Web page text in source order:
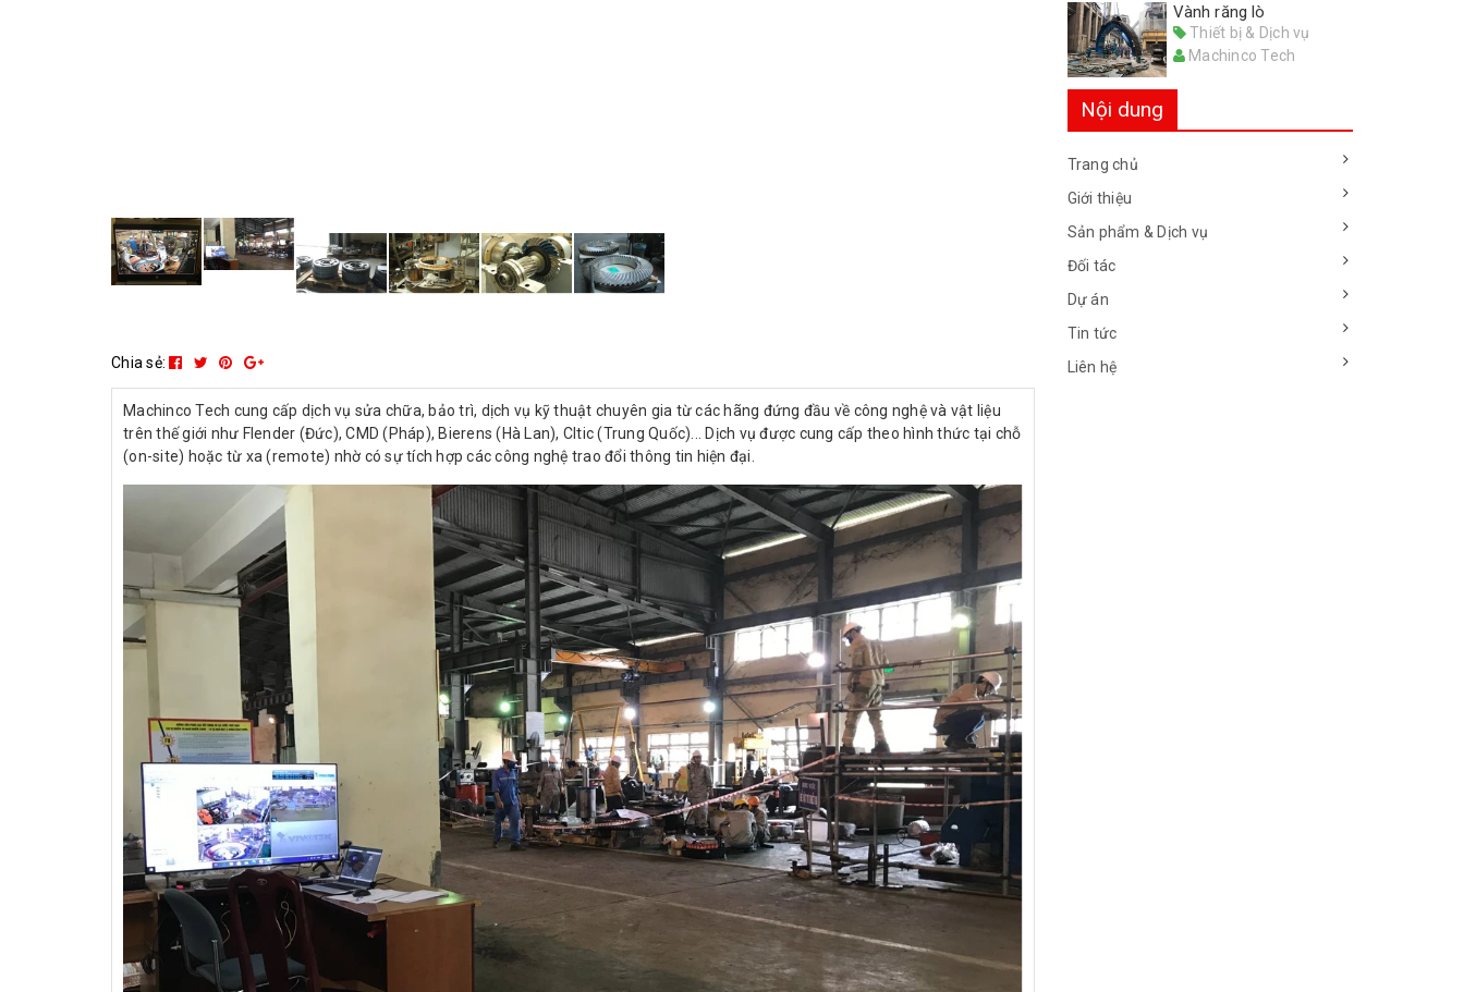
Chia sẻ:
Machinco Tech cung cấp dịch vụ sửa chữa, bảo trì, dịch vụ kỹ thuật chuyên gia từ các hãng đứng đầu về công nghệ và vật liệu
trên thế giới như Flender (Đức), CMD (Pháp), Bierens (Hà Lan), CItic (Trung Quốc)... Dịch vụ được cung cấp theo hình thức tại chỗ
(on-site) hoặc từ xa (remote) nhờ có sự tích hợp các công nghệ trao đổi thông tin hiện đại.
Vành răng lò
Thiết bị & Dịch vụ
Machinco Tech
Nội dung
Trang chủ
Giới thiệu
Sản phẩm & Dịch vụ
Đối tác
Dự án
Tin tức
Liên hệ